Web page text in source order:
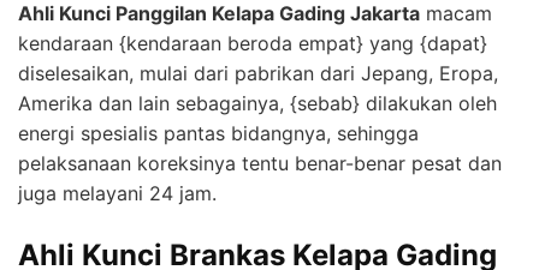
Ahli Kunci Panggilan Kelapa Gading Jakarta macam
kendaraan {kendaraan beroda empat} yang {dapat}
diselesaikan, mulai dari pabrikan dari Jepang, Eropa,
Amerika dan lain sebagainya, {sebab} dilakukan oleh
energi spesialis pantas bidangnya, sehingga
pelaksanaan koreksinya tentu benar-benar pesat dan
juga melayani 24 jam.
Ahli Kunci Brankas Kelapa Gading